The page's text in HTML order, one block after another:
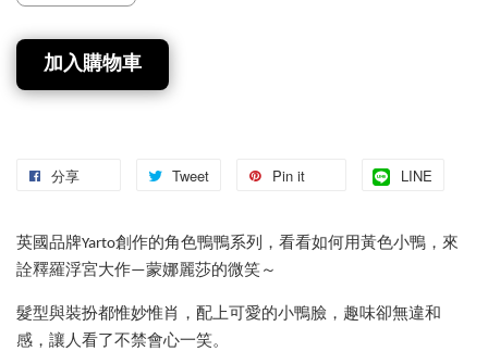
加入購物車
分享 Tweet Pin it LINE
英國品牌Yarto創作的角色鴨鴨系列，看看如何用黃色小鴨，來
詮釋羅浮宮大作—蒙娜麗莎的微笑～
髮型與裝扮都惟妙惟肖，配上可愛的小鴨臉，趣味卻無違和
感，讓人看了不禁會心一笑。